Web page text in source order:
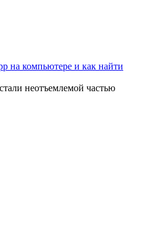
на компьютере и как найти
неотъемлемой частью